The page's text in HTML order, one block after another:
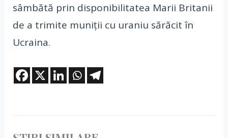
sâmbătă prin disponibilitatea Marii Britanii
de a trimite muniții cu uraniu sărăcit în
Ucraina.